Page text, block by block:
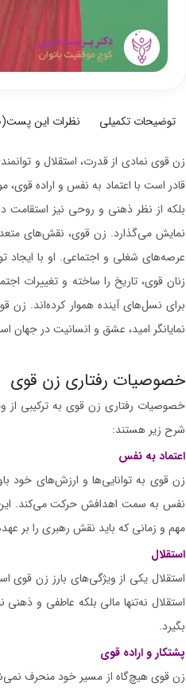
توضیحات تکمیلی نظرات این پست(
زن قوی نمادی از قدرت، استقلال و
قادر است با اعتماد به نفس و اراده
بلکه از نظر ذهنی و روحی نیز استقامت
نمایش می‌گذارد. زن قوی، نقش‌های
عرصه‌های شغلی و اجتماعی. او با ایجاد
زنان قوی، تاریخ را ساخته و تغییرات
برای نسل‌های آینده هموار کرده‌اند.
نمایانگر امید، عشق و انسانیت در
خصوصیات رفتاری زن قوی
خصوصیات رفتاری زن قوی به ترکیبی از
شرح زیر هستند:
اعتماد به نفس
زن قوی به توانایی‌ها و ارزش‌های خود
نفس به سمت اهدافش حرکت می‌کند. این
مهم و زمانی که باید نقش رهبری را بر
استقلال
استقلال یکی از ویژگی‌های بارز زن قوی
استقلال نه‌تنها مالی بلکه عاطفی و
بگیرد.
پشتکار و اراده قوی
زن قوی هیچ‌گاه از مسیر خود منحرف